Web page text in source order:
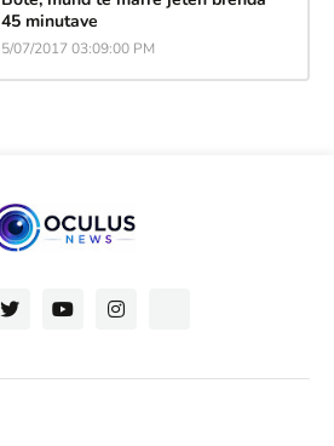
45 minutave
5/07/2017 03:09:00 PM